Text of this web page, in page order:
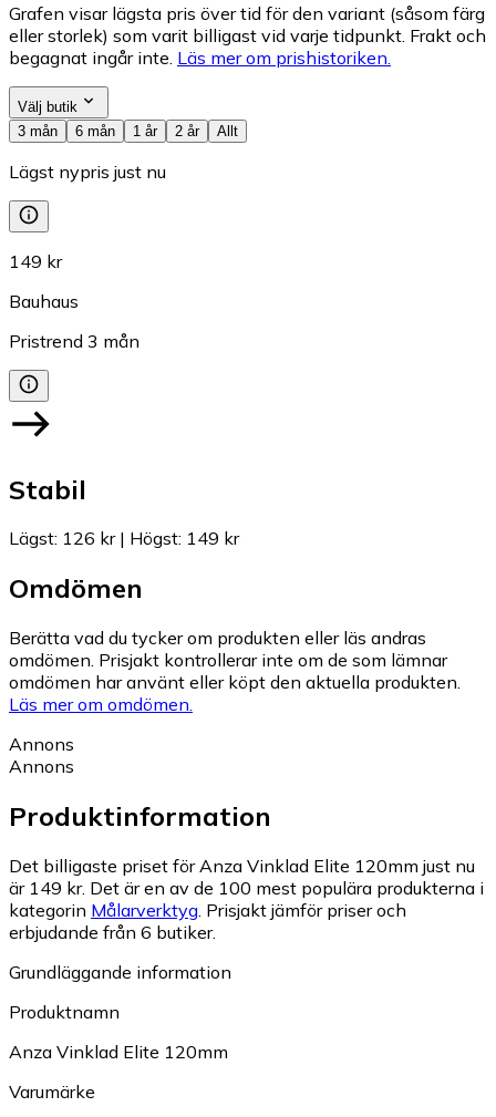
Grafen visar lägsta pris över tid för den variant (såsom färg
eller storlek) som varit billigast vid varje tidpunkt. Frakt och
begagnat ingår inte. Läs mer om prishistoriken.
Välj butik
3 mån
6 mån 1 år 2 år Allt
Lägst nypris just nu
149 kr
Bauhaus
Pristrend 3 mån
Stabil
Lägst: 126 kr| Högst: 149 kr
Omdömen
Berätta vad du tycker om produkten eller läs andras
omdömen. Prisjakt kontrollerar inte om de som lämnar
omdömen har använt eller köpt den aktuella produkten.
Läs mer om omdömen.
Annons
Annons
Produktinformation
Det billigaste priset för Anza Vinklad Elite 120mm just nu
är 149 kr. Det är en av de 100 mest populära produkterna i
kategorin Målarverktyg. Prisjakt jämför priser och
erbjudande från 6 butiker.
Grundläggande information
Produktnamn
Anza Vinklad Elite 120mm
Varumärke